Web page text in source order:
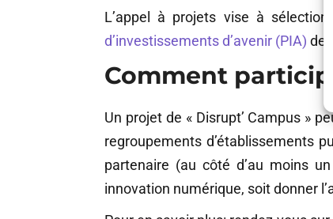
L’appel à projets vise à
d’investissements d’avenir (PIA) de
Comment
Un projet de « Disrupt’ Campus »
regroupements d’établissements
partenaire (au côté d’au moins
innovation numérique, soit donner